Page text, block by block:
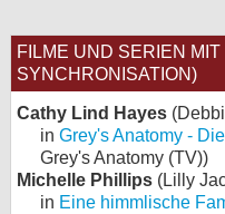
FILME UND SERIEN
SYNCHRONISATION)
Cathy Lind Hayes
in Grey's Anatomy -
Grey's Anatomy (TV))
Michelle Phillips (Lilly
in Eine himmlische